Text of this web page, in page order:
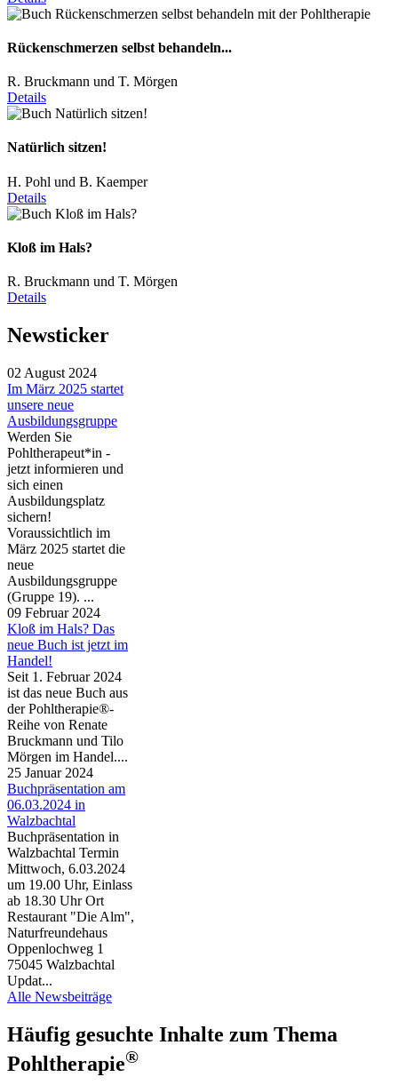
Rückenschmerzen selbst behandeln...
R. Bruckmann und T. Mörgen
Details
Natürlich sitzen!
H. Pohl und B. Kaemper
Details
Kloß im Hals?
R. Bruckmann und T. Mörgen
Details
Newsticker
02 August 2024
Im März 2025 startet
unsere neue
Ausbildungsgruppe
Werden Sie
Pohltherapeut*in -
jetzt informieren und
sich einen
Ausbildungsplatz
sichern!
Voraussichtlich im
März 2025 startet die
neue
Ausbildungsgruppe
(Gruppe 19). ...
09 Februar 2024
Kloß im Hals? Das
neue Buch ist jetzt im
Handel!
Seit 1. Februar 2024
ist das neue Buch aus
der Pohltherapie®-
Reihe von Renate
Bruckmann und Tilo
Mörgen im Handel....
25 Januar 2024
Buchpräsentation am
06.03.2024 in
Walzbachtal
Buchpräsentation in
Walzbachtal Termin
Mittwoch, 6.03.2024
um 19.00 Uhr, Einlass
ab 18.30 Uhr Ort
Restaurant "Die Alm",
Naturfreundehaus
Oppenlochweg 1
75045 Walzbachtal
Updat...
Alle Newsbeiträge
Häufig gesuchte Inhalte zum Thema
Pohltherapie®